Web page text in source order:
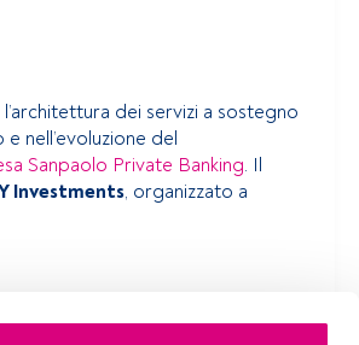
dei servizi a sostegno
nell’evoluzione del
Sanpaolo Private Banking. Il
Investments, organizzato a